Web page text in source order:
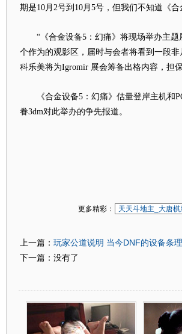
期是10月2号到10月5号，但我们不知道《
“《合金设备5：幻痛》将现场举办主题
个作为的观影区，届时与会者将看到一段
科乐美将为Igromir 展会筹备出格内容，担
《合金设备5：幻痛》估量登岸主机和
眷3dm对此举办的争先报道。
更多精彩： 天天斗地主_大唐
上一篇： 玩家公道说明 当今DNF的设备条
下一篇：没有了